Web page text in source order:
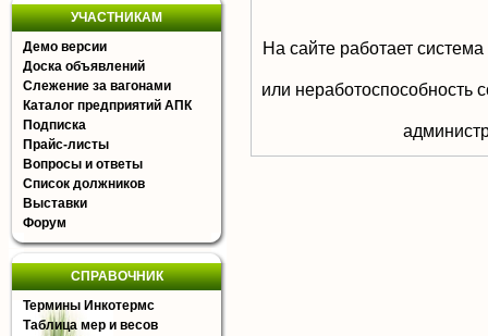
УЧАСТНИКАМ
Демо версии
Доска объявлений
Слежение за вагонами
Каталог предприятий АПК
Подписка
Прайс-листы
Вопросы и ответы
Список должников
Выставки
Форум
СПРАВОЧНИК
Термины Инкотермс
Таблица мер и весов
На сайте работает
или неработоспособность